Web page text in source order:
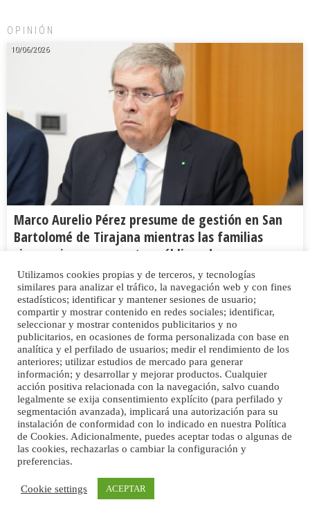
OPINIÓN
10/06/2026
Marco Aurelio Pérez presume de gestión en San
Bartolomé de Tirajana mientras las familias
siguen sin campamentos públicos de verano
CANARIAS
1
El nombramiento de Eva Araña en San Bartolomé
reabre el debate sobre la transparencia en el
Utilizamos cookies propias y de terceros, y tecnologías
similares para analizar el tráfico, la navegación web y con fines
estadísticos; identificar y mantener sesiones de usuario;
compartir y mostrar contenido en redes sociales; identificar,
seleccionar y mostrar contenidos publicitarios y no
publicitarios, en ocasiones de forma personalizada con base en
analítica y el perfilado de usuarios; medir el rendimiento de los
anteriores; utilizar estudios de mercado para generar
información; y desarrollar y mejorar productos. Cualquier
acción positiva relacionada con la navegación, salvo cuando
legalmente se exija consentimiento explícito (para perfilado y
segmentación avanzada), implicará una autorización para su
instalación de conformidad con lo indicado en nuestra Política
de Cookies. Adicionalmente, puedes aceptar todas o algunas de
las cookies, rechazarlas o cambiar la configuración y
preferencias.
Cookie settings ACEPTAR